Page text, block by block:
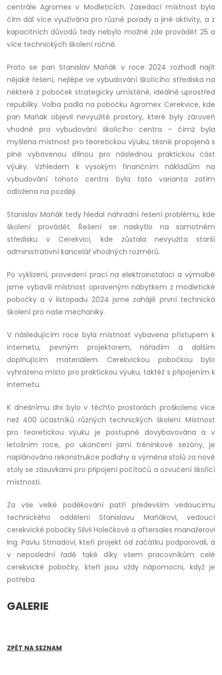
centrále Agromex v Modleticích. Zasedací místnost byla
čím dál více využívána pro různé porady a jiné aktivity, a z
kapacitních důvodů tedy nebylo možné zde provádět 25 a
více technických školení ročně.
Proto se pan Stanislav Maňák v roce 2024 rozhodl najít
nějaké řešení, nejlépe ve vybudování školícího střediska na
některé z poboček strategicky umístěné, ideálně uprostřed
republiky. Volba padla na pobočku Agromex Cerekvice, kde
pan Maňák objevil nevyužité prostory, které byly zároveň
vhodné pro vybudování školícího centra – čímž byla
myšlena místnost pro teoretickou výuku, těsně propojená s
plně vybavenou dílnou pro následnou praktickou část
výuky. Vzhledem k vysokým finančním nákladům na
vybudování tohoto centra byla tato varianta zatím
odložena na později.
Stanislav Maňák tedy hledal náhradní řešení problému, kde
školení provádět. Řešení se naskytlo na samotném
středisku v Cerekvici, kde zůstala nevyužita starší
administrativní kancelář vhodných rozměrů.
Po vyklizení, provedení prací na elektroinstalaci a výmalbě
jsme vybavili místnost opraveným nábytkem z modletické
pobočky a v listopadu 2024 jsme zahájili první technická
školení pro naše mechaniky.
V následujícím roce byla místnost vybavena přístupem k
internetu, pevným projektorem, nářadím a dalším
doplňujícím materiálem. Cerekvickou pobočkou bylo
vyhrazeno místo pro praktickou výuku, taktéž s připojením k
internetu.
K dnešnímu dni bylo v těchto prostorách proškoleno více
než 400 účastníků různých technických školení. Místnost
pro teoretickou výuku je postupně dovybavována a v
letošním roce, po ukončení jarní tréninkové sezóny, je
naplánována rekonstrukce podlahy a výměna stolů za nové
stoly se zásuvkami pro připojení počítačů a ozvučení školící
místnosti.
Za vše velké poděkování patří především vedoucímu
technického oddělení Stanislavu Maňákovi, vedoucí
cerekvické pobočky Silvii Holečkové a aftersales manažerovi
Ing. Pavlu Strnadovi, kteří projekt od začátku podporovali, a
v neposlední řadě také díky všem pracovníkům celé
cerekvické pobočky, kteří jsou vždy nápomocni, když je
potřeba.
GALERIE
ZPĚT NA SEZNAM